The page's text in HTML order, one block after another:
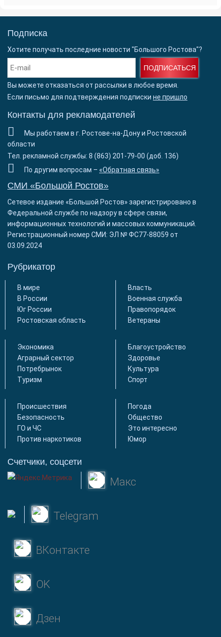
Подписка
Хотите получать последние новости "Большого Ростова"?
ПОДПИСАТЬСЯ
Вы можете отказаться от рассылки в любое время.
Если письмо для подтверждения подписки не пришло
Контакты для рекламодателей
Мы работаем в г. Ростове-на-Дону и Ростовской
области
Тел. рекламной службы: 8 (863) 201-79-00 (доб. 136)
По другим вопросам – «Обратная связь»
СМИ «Большой Ростов»
Сетевое издание «Большой Ростов» зарегистрировано в
Федеральной службе по надзору в сфере связи,
информационных технологий и массовых коммуникаций.
Регистрационный номер СМИ: ЭЛ № ФС77-88059 от
03.09.2024
Рубрикатор
В мире
В России
Юг России
Ростовская область
Власть
Военная служба
Правопорядок
Ветераны
Экономика
Аграрный сектор
Потребрынок
Туризм
Благоустройство
Здоровье
Культура
Спорт
Происшествия
Безопасность
ГО и ЧС
Против наркотиков
Погода
Общество
Это интересно
Юмор
Счетчики, соцсети
Макс
Telegram
ВКонтакте
OK
Дзен